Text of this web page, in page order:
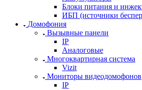
Блоки питания и
ИБП (источники
Домофония
Вызывные панели
IP
Аналоговые
Многоквартирная система
Vizit
Мониторы видеодомофонов
IP